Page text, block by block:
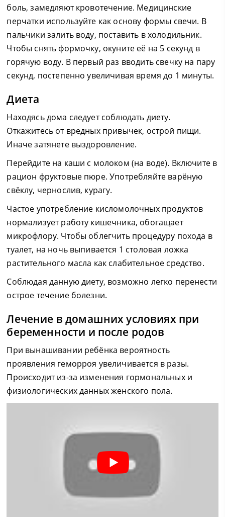
боль, замедляют кровотечение. Медицинские
перчатки используйте как основу формы свечи. В
пальчики залить воду, поставить в холодильник.
Чтобы снять формочку, окуните её на 5 секунд в
горячую воду. В первый раз вводить свечку на пару
секунд, постепенно увеличивая время до 1 минуты.
Диета
Находясь дома следует соблюдать диету.
Откажитесь от вредных привычек, острой пищи.
Иначе затянете выздоровление.
Перейдите на каши с молоком (на воде). Включите в
рацион фруктовые пюре. Употребляйте варёную
свёклу, чернослив, курагу.
Частое употребление кисломолочных продуктов
нормализует работу кишечника, обогащает
микрофлору. Чтобы облегчить процедуру похода в
туалет, на ночь выпивается 1 столовая ложка
растительного масла как слабительное средство.
Соблюдая данную диету, возможно легко перенести
острое течение болезни.
Лечение в домашних условиях при
беременности и после родов
При вынашивании ребёнка вероятность
проявления геморроя увеличивается в разы.
Происходит из-за изменения гормональных и
физиологических данных женского пола.